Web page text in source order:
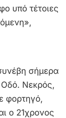
υπό τέτοιες
σήμερα
Οδό. Νεκρός,
φορτηγό,
ο 21χρονος